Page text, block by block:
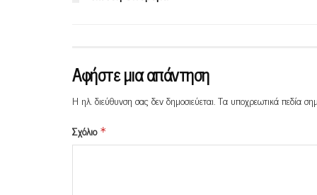
Αφήστε μια απάντηση
Η ηλ. διεύθυνση σας δεν δημοσιεύεται.Τα υποχρεωτικά πεδία
Σχόλιο *